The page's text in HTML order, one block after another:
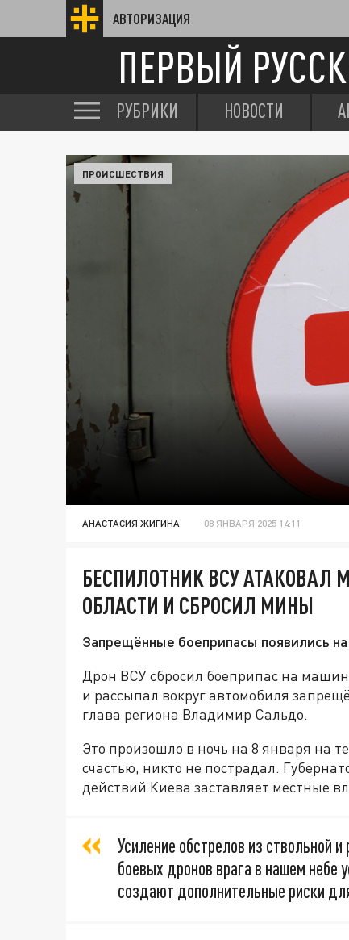
АВТОРИЗАЦИЯ
ПЕРВЫЙ
РУБРИКИ НОВОСТИ
ПРОИСШЕСТВИЯ
АНАСТАСИЯ ЖИГИНА 08 ЯНВАРЯ 2025 14:11
БЕСПИЛОТНИК ВСУ АТАКОВАЛ
ОБЛАСТИ И СБРОСИЛ МИНЫ
Запрещённые боеприпасы появились
Дрон ВСУ сбросил боеприпас на
и рассыпал вокруг автомобиля
глава региона Владимир Сальдо.
Это произошло в ночь на 8 января на
счастью, никто не пострадал.
действий Киева заставляет местные
Усиление обстрелов из ствольной
боевых дронов врага в нашем небе
создают дополнительные риски